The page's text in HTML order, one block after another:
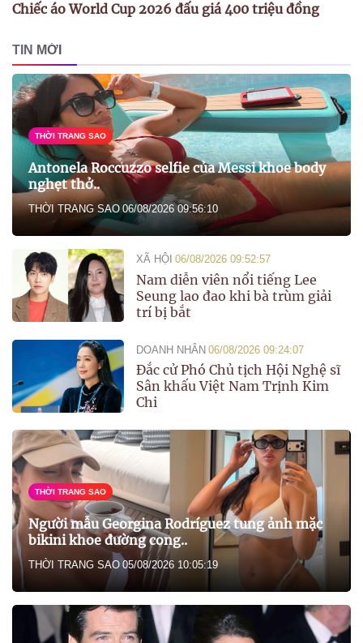
Chiếc áo World Cup 2026 đấu giá 400 triệu đồng
TIN MỚI
THỜI TRANG SAO
Antonela Roccuzzo selfie của Messi khoe body
nghẹt thở..
THỜI TRANG SAO 06/08/2026 09:56:10
XÃ HỘI 06/08/2026 09:52:57
Nam diễn viên nổi tiếng Lee
Seung lao đao khi bà trùm giải
trí bị bắt
DOANH NHÂN 06/08/2026 09:24:07
Đắc cử Phó Chủ tịch Hội Nghệ sĩ
Sân khấu Việt Nam Trịnh Kim
Chi
THỜI TRANG SAO
Người mẫu Georgina Rodríguez tung ảnh mặc
bikini khoe đường cong..
THỜI TRANG SAO 05/08/2026 10:05:19